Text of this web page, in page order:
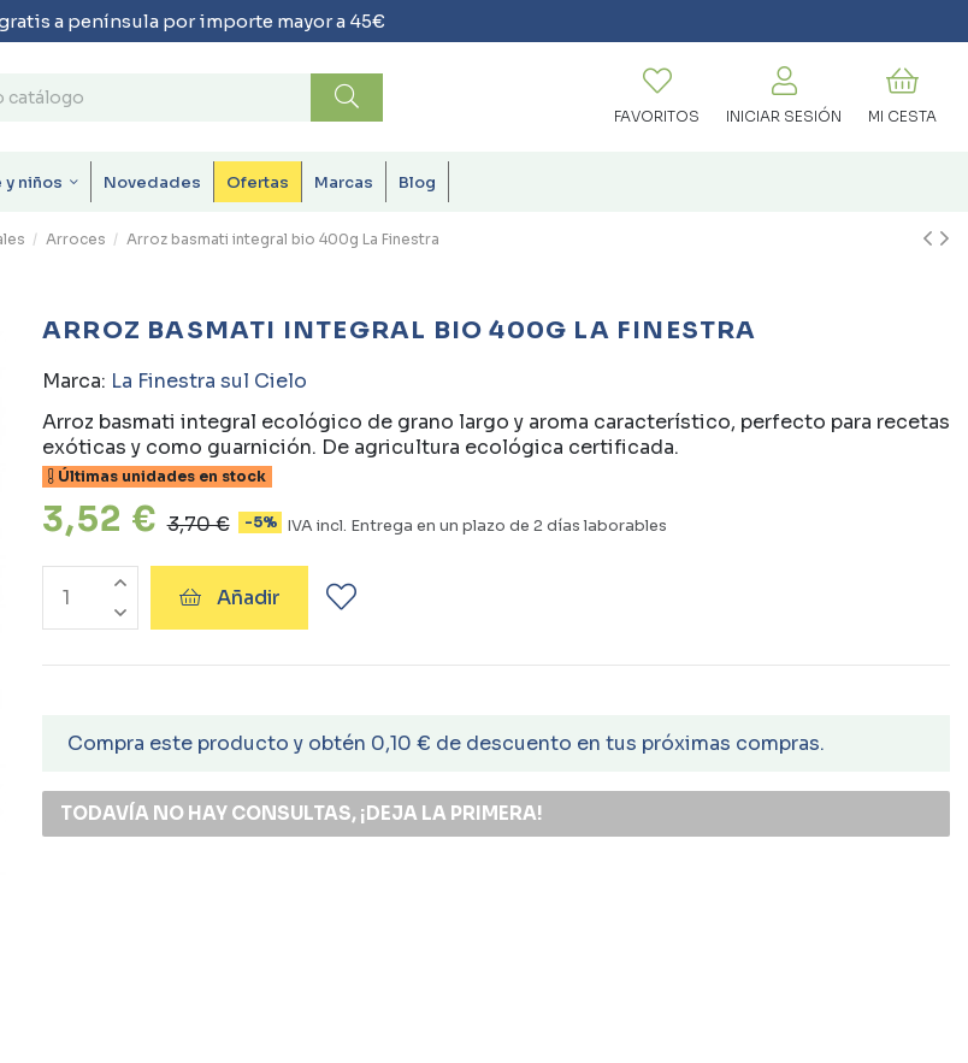
a península por importe mayor a 45€
FAVORITOS INICIAR SESIÓN MI CESTA
y niños Novedades Ofertas Marcas Blog
Arroces Arroz basmati integral bio 400g La Finestra
ARROZ BASMATI INTEGRAL BIO 400G LA FINESTRA
Marca: La Finestra sul Cielo
Arroz basmati integral ecológico de grano largo y aroma característico, perfecto para recetas
exóticas y como guarnición. De agricultura ecológica certificada.
Últimas unidades en stock
3,52 € 3,70 € -5% IVA incl. Entrega en un plazo de 2 días laborables
Añadir
Compra este producto y obtén 0,10 € de descuento en tus próximas compras.
TODAVÍA NO HAY CONSULTAS, ¡DEJA LA PRIMERA!